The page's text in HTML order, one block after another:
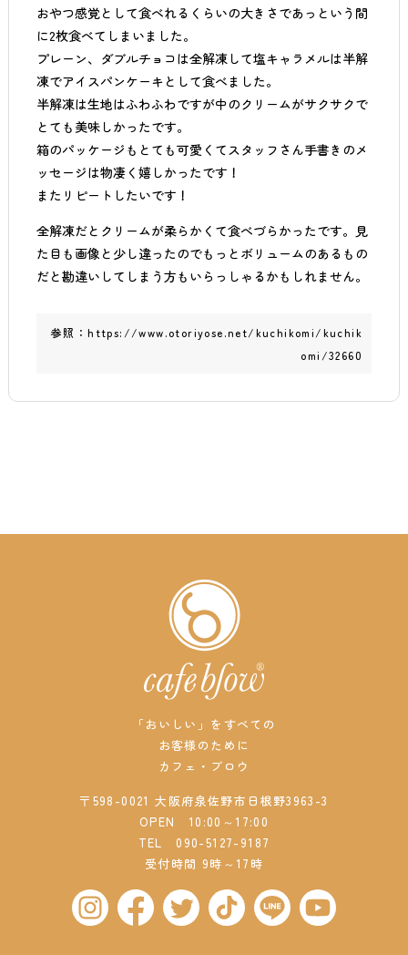
おやつ感覚として食べれるくらいの大きさであっという間
に2枚食べてしまいました。
プレーン、ダブルチョコは全解凍して塩キャラメルは半解
凍でアイスパンケーキとして食べました。
半解凍は生地はふわふわですが中のクリームがサクサクで
とても美味しかったです。
箱のパッケージもとても可愛くてスタッフさん手書きのメ
ッセージは物凄く嬉しかったです！
‪またリピートしたいです！
全解凍だとクリームが柔らかくて食べづらかったです。見
た目も画像と少し違ったのでもっとボリュームのあるもの
だと勘違いしてしまう方もいらっしゃるかもしれません。
参照：https://www.otoriyose.net/kuchikomi/kuchik
omi/32660
「おいしい」をすべての
お客様のために
カフェ・ブロウ
〒598-0021 大阪府泉佐野市日根野3963-3
OPEN 10:00～17:00
TEL090-5127-9187
受付時間 9時～17時